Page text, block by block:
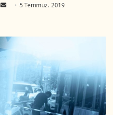
e
-
a
5 Temmuz، 2019